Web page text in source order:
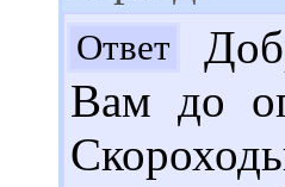
Ответ
Вам до